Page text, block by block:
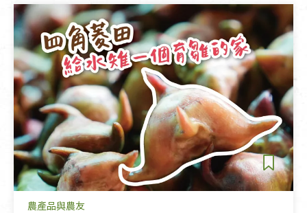
農產品與農友